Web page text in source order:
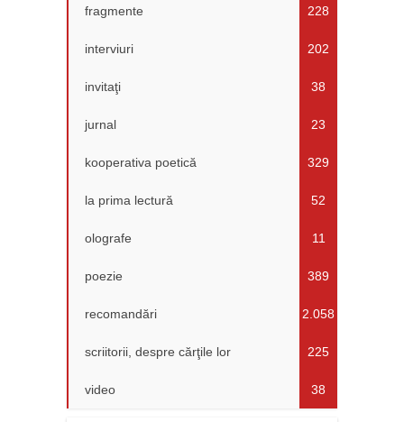
fragmente 228
interviuri 202
invitaţi 38
jurnal 23
kooperativa poetică 329
la prima lectură 52
olografe 11
poezie 389
recomandări 2.058
scriitorii, despre cărţile lor 225
video 38